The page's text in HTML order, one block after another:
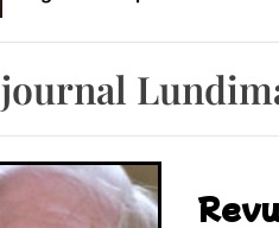
Retrouvez-nous au
journal